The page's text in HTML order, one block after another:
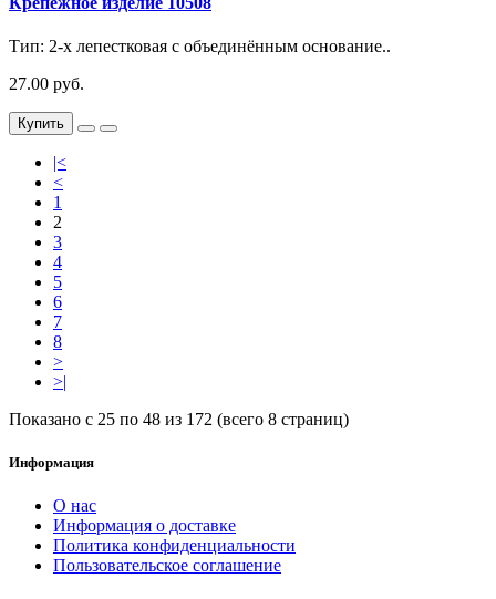
Тип: 2-х лепестковая с объединённым основание..
27.00 руб.
Купить
|<
<
1
2
3
4
5
6
7
8
>
>|
Показано с 25 по 48 из 172 (всего 8 страниц)
Информация
О нас
Информация о доставке
Политика конфиденциальности
Пользовательское соглашение